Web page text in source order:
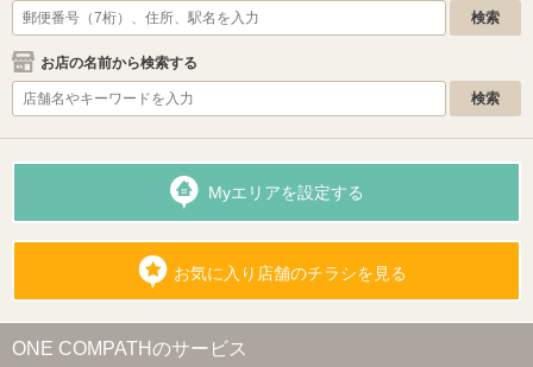
お店の名前から検索する
Myエリアを設定する
お気に入り店舗のチラシを見る
ONE COMPATHのサービス